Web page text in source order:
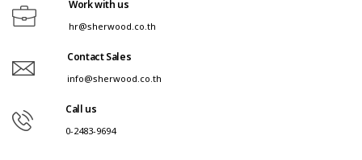
Work with us
hr@sherwood.co.th
Contact Sales
info@sherwood.co.th
Call us
0-2483-9694